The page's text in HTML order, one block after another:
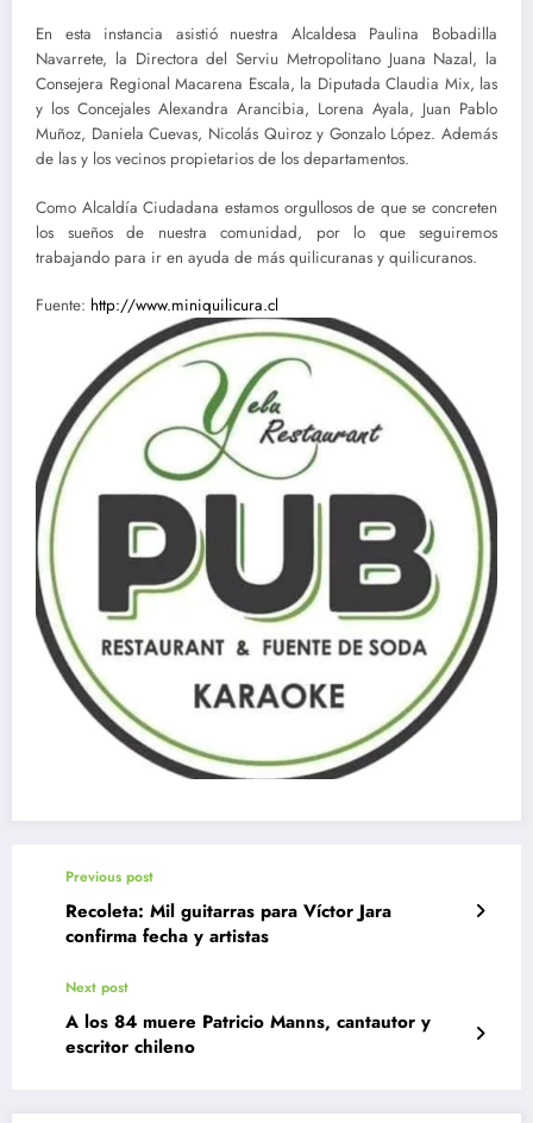
En esta instancia asistió nuestra Alcaldesa Paulina Bobadilla
Navarrete, la Directora del Serviu Metropolitano Juana Nazal, la
Consejera Regional Macarena Escala, la Diputada Claudia Mix, las
y los Concejales Alexandra Arancibia, Lorena Ayala, Juan Pablo
Muñoz, Daniela Cuevas, Nicolás Quiroz y Gonzalo López. Además
de las y los vecinos propietarios de los departamentos.
Como Alcaldía Ciudadana estamos orgullosos de que se concreten
los sueños de nuestra comunidad, por lo que seguiremos
trabajando para ir en ayuda de más quilicuranas y quilicuranos.
Fuente: http://www.miniquilicura.cl
Previous post
Recoleta: Mil guitarras para Víctor Jara
confirma fecha y artistas
Next post
A los 84 muere Patricio Manns, cantautor y
escritor chileno